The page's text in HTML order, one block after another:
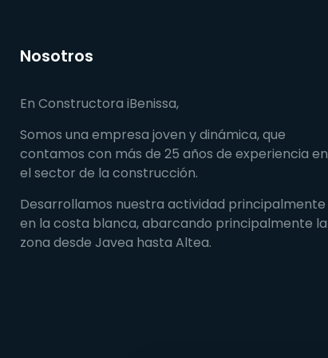
Nosotros
En Constructora iBenissa,
Somos una empresa joven y dinámica, que
contamos con más de 25 años de experiencia en
el sector de la construcción.
Desarrollamos nuestra actividad principalmente
en la costa blanca, abarcando principalmente la
zona desde Javea hasta Altea.